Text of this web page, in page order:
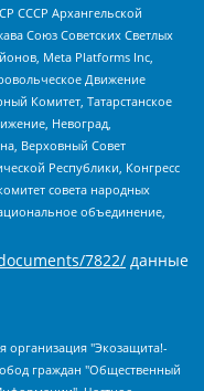
СССР Архангельской
Союз Советских Светлых
Meta Platforms Inc,
Движение
Комитет, Татарстанское
Невоград,
Верховный Совет
Республики, Конгресс
совета народных
объединение,
7822/ данные
"Как бы инагент", Кочетков Игорь Викторович, Общество с ограниченной ответственностью "Честные выборы", Еланчик Олег Александрович, Общество с ограниченной ответственностью "Нобелевский призыв", Гималова Регина Эмилевна, Григорьев Андрей Валерьевич, Григорьева Алина Александровна, Ассоциация по содействию защите прав призывников, альтернативнослужащих и военнослужащих "Правозащитная группа "Гражданин.Армия.Право", Хисамова Регина Фаритовна, Автономная некоммерческая организация по реализации социально-правовых программ "Лилит", Дальневосточное общественное движение "Маяк", Санкт-Петербургская ЛГБТ-инициативная группа "Выход", Инициативная группа ЛГБТ+ "Реверс", Алексеев Андрей Викторович, Бекбулатова Таисия Львовна, Беляев Иван Михайлович, Владыкина Елена Сергеевна, Гельман Марат Александрович, Никульшина Вероника Юрьевна, Толоконникова Надежда Андреевна, Шендерович Виктор Анатольевич, Общество с ограниченной ответственностью "Данное сообщение", Общество с ограниченной ответственностью Издательский дом "Новая глава", Айнбиндер Александра Александровна, Московский комьюнити-центр для ЛГБТ+инициатив, Благотворительный фонд развития филантропии, Deutsche Welle (Германия, Kurt-Schumacher-Strasse 3, 53113 Bonn), Борзунова Мария Михайловна, Воробьев Виктор Викторович, Голубева Анна Львовна, Константинова Алла Михайловна, Малкова Ирина Владимировна, Мурадов Мурад Абдулгалимович, Осетинская Елизавета Николаевна, Понасенков Евгений Николаевич, Ганапольский Матвей Юрьевич, Киселев Евгений Алексеевич, Борухович Ирина Григорьевна, Дремин Иван Тимофеевич, Дубровский Дмитрий Викторович, Красноярская региональная общественная организация поддержки и развития альтернативных образовательных технологий и межкультурных коммуникаций "ИНТЕРРА", Маяковская Екатерина Алексеевна, Фейгин Марк Захарович, Филимонов Андрей Викторович, Дзугкоева Регина Николаевна, Доброхотов Роман Александрович, Дудь Юрий Александрович, Елкин Сергей Владимирович, Кругликов Кирилл Игоревич, Сабунаева Мария Леонидовна, Семенов Алексей Владимирович, Шаинян Карен Багратович, Шульман Екатерина Михайловна, Асафьев Артур Валерьевич, Вахштайн Виктор Семенович, Венедиктов Алексей Алексеевич, Лушникова Екатерина Евгеньевна, Волков Леонид Михайлович, Невзоров Александр Глебович, Пархоменко Сергей Борисович, Сироткин Ярослав Николаевич, Кара-Мурза Владимир Владимирович, Баранова Наталья Владимировна, Гозман Леонид Яковлевич, Кагарлицкий Борис Юльевич, Климарев Михаил Валерьевич, Милов Владимир Станиславович, Автономная некоммерческая организация Краснодарский центр современного искусства "Типография", Моргенштерн Алишер Тагирович, Соболь Любовь Эдуардовна, Общество с ограниченной ответственностью "ЛИЗА НОРМ", Каспаров Гарри Кимович, Ходорковский Михаил Борисович, Общество с ограниченной ответственностью "Апрельские тезисы", Данилович Ирина Брониславовна, Кашин Олег Владимирович, Петров Николай Владимирович, Пивоваров Алексей Владимирович, Соколов Михаил Владимирович, Цветкова Юлия Владимировна, Чичваркин Евгений Александрович, Комитет против пыток/Команда против пыток, Общество с ограниченной ответственностью "Первый научный", Общество с ограниченной ответственностью "Вертолет и ко", Белоцерковская Вероника Борисовна, Кац Максим Евгеньевич, Лазарева Татьяна Юрьевна, Шаведдинов Руслан Табризович, Яшин Илья Валерьевич, Общество с ограниченной ответственностью "Иноагент ААВ", Алешковский Дмитрий Петрович, Альбац Евгения Марковна, Быков Дмитрий Львович, Галямина Юлия Евгеньевна, Лойко Сергей Леонидович, Мартынов Кирилл Константинович, Медведев Сергей Александрович, Крашенинников Федор Геннадиевич, Гордеева Катерина Вл